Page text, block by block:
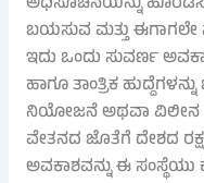
ಬಯಸುವ ಮತ್ತು ಈಗಾಗಲೇ
ಇದು ಒಂದು ಸುವರ್ಣ
ಹಾಗೂ ತಾಂತ್ರಿಕ
ನಿಯೋಜನೆ ಅಥವಾ ವಿಲೀನ
ವೇತನದ ಜೊತೆಗೆ ದೇಶದ
ಅವಕಾಶವನ್ನು ಈ ಸಂಸ್ಥೆಯು